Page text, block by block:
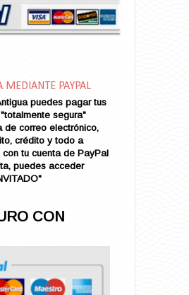
(VENDIDO)
(VENDIDO)
(VENDIDO)
MEDIANTE PAYPAL
puedes pagar tus
segura"
de correo electrónico,
crédito y todo a
con tu cuenta de PayPal
puedes acceder
CON